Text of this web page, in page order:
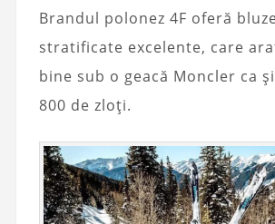
Brandul polonez 4F oferă
stratificate excelente, care
bine sub o geacă Moncler ca
800 de zloți.